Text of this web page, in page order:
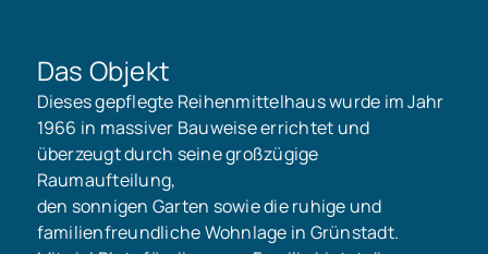
Das Objekt
Dieses gepflegte Reihenmittelhaus wurde im Jahr
1966 in massiver Bauweise errichtet und
überzeugt durch seine großzügige
Raumaufteilung,
den sonnigen Garten sowie die ruhige und
familienfreundliche Wohnlage in Grünstadt.